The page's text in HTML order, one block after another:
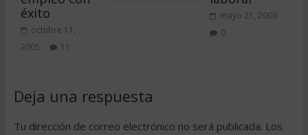
éxito
octubre 11,
2005
11
mayo 21, 2009
0
Deja una respuesta
Tu dirección de correo electrónico no será publicada. Los